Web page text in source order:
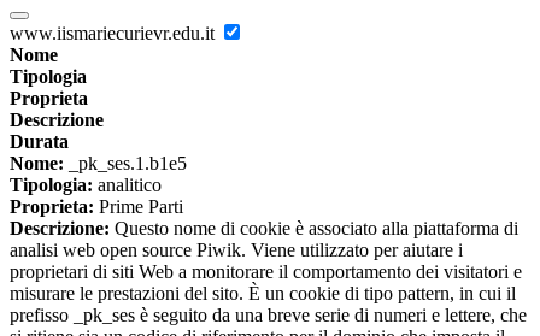
www.iismariecurievr.edu.it
Nome
Tipologia
Proprieta
Descrizione
Durata
Nome: _pk_ses.1.b1e5
Tipologia: analitico
Proprieta: Prime Parti
Descrizione: Questo nome di cookie è associato alla piattaforma di
analisi web open source Piwik. Viene utilizzato per aiutare i
proprietari di siti Web a monitorare il comportamento dei visitatori e
misurare le prestazioni del sito. È un cookie di tipo pattern, in cui il
prefisso _pk_ses è seguito da una breve serie di numeri e lettere, che